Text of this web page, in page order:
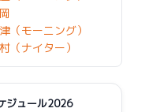
（モーニング）
（ナイター）
ジュール2026